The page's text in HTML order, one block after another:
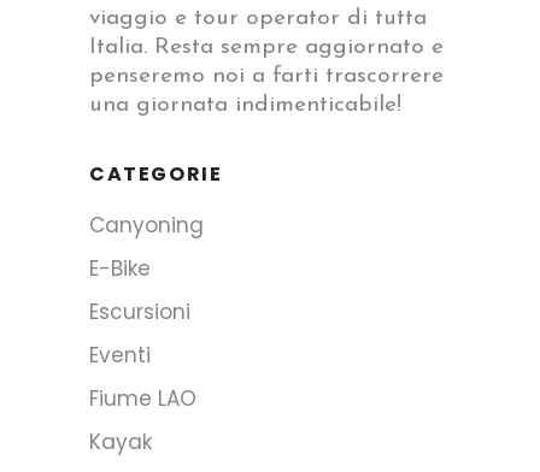
viaggio e tour operator di tutta
Italia. Resta sempre aggiornato e
penseremo noi a farti trascorrere
una giornata indimenticabile!
CATEGORIE
Canyoning
E-Bike
Escursioni
Eventi
Fiume LAO
Kayak